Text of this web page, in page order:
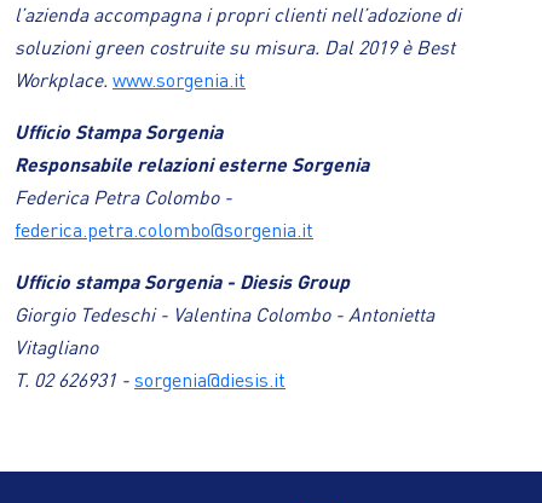
l’azienda accompagna i propri clienti nell’adozione di
soluzioni green costruite su misura. Dal 2019 è Best
Workplace. www.sorgenia.it
Ufficio Stampa Sorgenia
Responsabile relazioni esterne Sorgenia
Federica Petra Colombo -
federica.petra.colombo@sorgenia.it
Ufficio stampa Sorgenia - Diesis Group
Giorgio Tedeschi - Valentina Colombo - Antonietta
Vitagliano
T. 02 626931 - sorgenia@diesis.it